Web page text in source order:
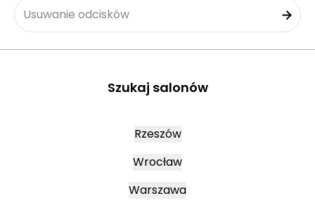
Usuwanie odcisków
Szukaj salonów
Rzeszów
Wrocław
Warszawa